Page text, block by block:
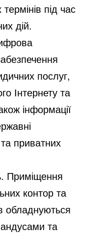
під час
дій.
послуг,
Інтернету та
інформації
приватних
Приміщення
контор та
обладнуються
та